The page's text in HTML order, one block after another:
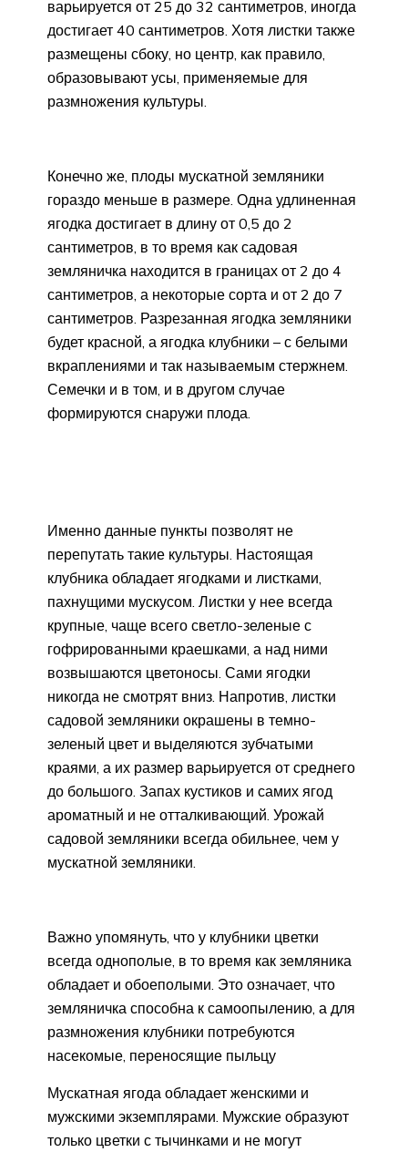
варьируется от 25 до 32 сантиметров, иногда
достигает 40 сантиметров. Хотя листки также
размещены сбоку, но центр, как правило,
образовывают усы, применяемые для
размножения культуры.
Конечно же, плоды мускатной земляники
гораздо меньше в размере. Одна удлиненная
ягодка достигает в длину от 0,5 до 2
сантиметров, в то время как садовая
земляничка находится в границах от 2 до 4
сантиметров, а некоторые сорта и от 2 до 7
сантиметров. Разрезанная ягодка земляники
будет красной, а ягодка клубники – с белыми
вкраплениями и так называемым стержнем.
Семечки и в том, и в другом случае
формируются снаружи плода.
Именно данные пункты позволят не
перепутать такие культуры. Настоящая
клубника обладает ягодками и листками,
пахнущими мускусом. Листки у нее всегда
крупные, чаще всего светло-зеленые с
гофрированными краешками, а над ними
возвышаются цветоносы. Сами ягодки
никогда не смотрят вниз. Напротив, листки
садовой земляники окрашены в темно-
зеленый цвет и выделяются зубчатыми
краями, а их размер варьируется от среднего
до большого. Запах кустиков и самих ягод
ароматный и не отталкивающий. Урожай
садовой земляники всегда обильнее, чем у
мускатной земляники.
Важно упомянуть, что у клубники цветки
всегда однополые, в то время как земляника
обладает и обоеполыми. Это означает, что
земляничка способна к самоопылению, а для
размножения клубники потребуются
насекомые, переносящие пыльцу
Мускатная ягода обладает женскими и
мужскими экземплярами. Мужские образуют
только цветки с тычинками и не могут